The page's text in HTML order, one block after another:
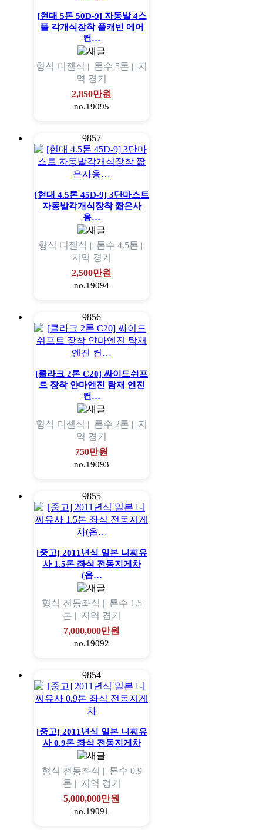
[현대 5톤 50D-9] 자동발 4스
플 각개식장착 풀캐빈 에어
컨…
형식 디젤식 | 톤수 5톤 | 지
역 경기
2,850만원
no.19095
9857
[현대 4.5톤 45D-9] 3단마스트
자동발각개식장착 짧은사
용…
형식 디젤식 | 톤수 4.5톤 |
지역 경기
2,500만원
no.19094
9856
[클라크 2톤 C20] 싸이드쉬프
트 장착 얀마엔진 탐재 엔진
컨…
형식 디젤식 | 톤수 2톤 | 지
역 경기
750만원
no.19093
9855
[중고] 2011년식 일본 니찌유
사 1.5톤 좌식 전동지게차
(옵…
형식 전동좌식 | 톤수 1.5
톤 | 지역 경기
7,000,000만원
no.19092
9854
[중고] 2011년식 일본 니찌유
사 0.9톤 좌식 전동지게차
형식 전동좌식 | 톤수 0.9
톤 | 지역 경기
5,000,000만원
no.19091